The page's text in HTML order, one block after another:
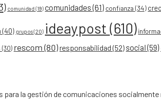
comunidad (19) comunidades(61) confianza (34)
(40) grupos(20) ideaypost (610)
(30) rescom(80)responsabilidad(52)social(59)
la gestión de comunicaciones socialmente